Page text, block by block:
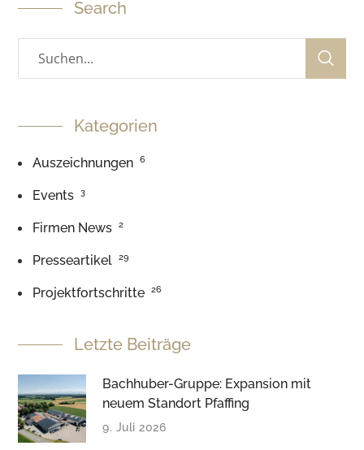
Search
Kategorien
Auszeichnungen 6
Events 3
Firmen News 2
Presseartikel 29
Projektfortschritte 26
Letzte Beiträge
Bachhuber-Gruppe: Expansion mit
neuem Standort Pfaffing
9. Juli 2026